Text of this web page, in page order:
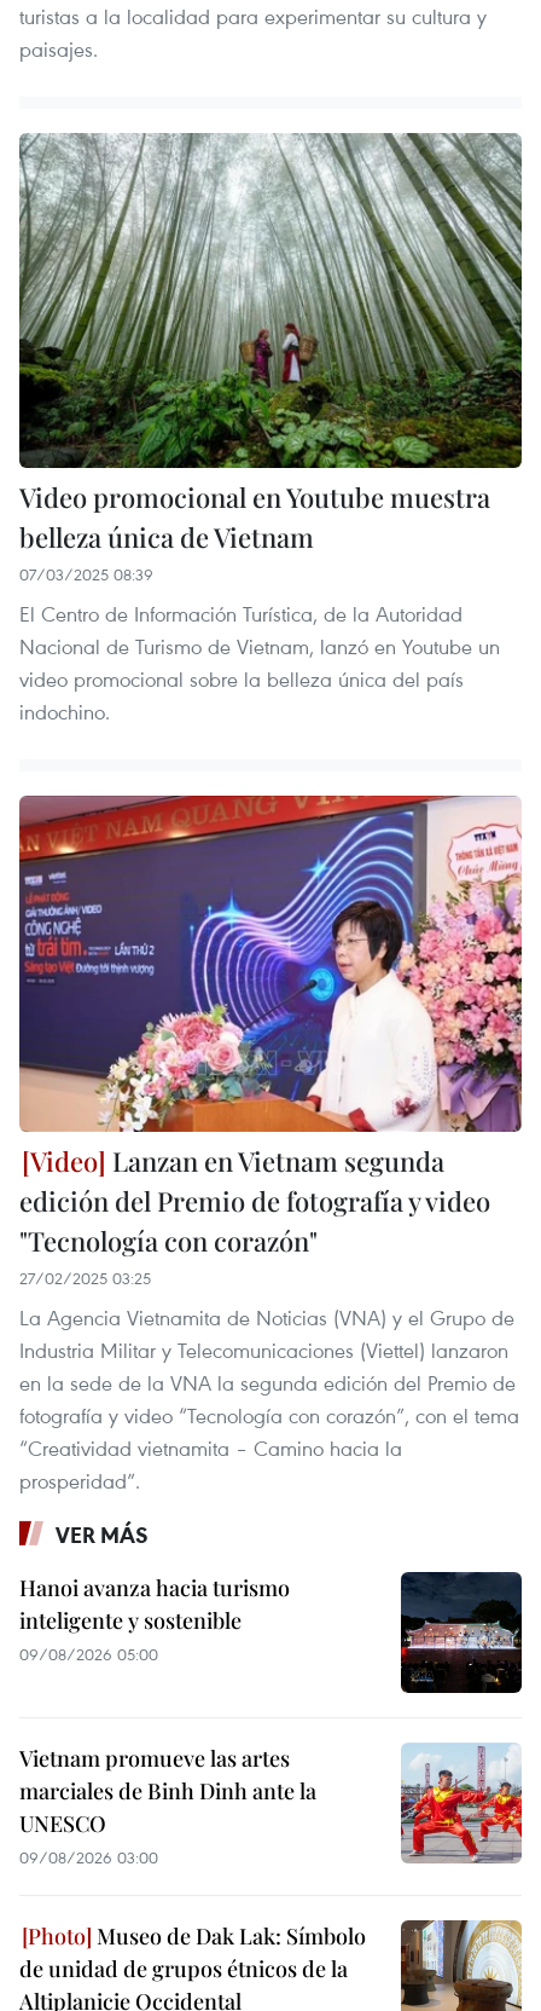
turistas a la localidad para experimentar su cultura y
paisajes.
Video promocional en Youtube muestra
belleza única de Vietnam
07/03/2025 08:39
El Centro de Información Turística, de la Autoridad
Nacional de Turismo de Vietnam, lanzó en Youtube un
video promocional sobre la belleza única del país
indochino.
Lanzan en Vietnam segunda
edición del Premio de fotografía y video
"Tecnología con corazón"
27/02/2025 03:25
La Agencia Vietnamita de Noticias (VNA) y el Grupo de
Industria Militar y Telecomunicaciones (Viettel) lanzaron
en la sede de la VNA la segunda edición del Premio de
fotografía y video “Tecnología con corazón”, con el tema
“Creatividad vietnamita – Camino hacia la
prosperidad”.
VER MÁS
Hanoi avanza hacia turismo
inteligente y sostenible
09/08/2026 05:00
Vietnam promueve las artes
marciales de Binh Dinh ante la
UNESCO
09/08/2026 03:00
Museo de Dak Lak: Símbolo
de unidad de grupos étnicos de la
Altiplanicie Occidental